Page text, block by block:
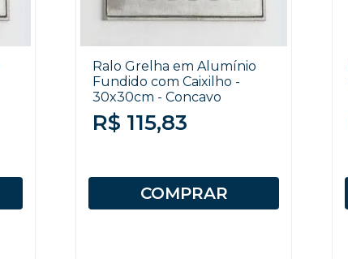
Ralo Grelha em Alumínio
Fundido com Caixilho -
30x30cm - Concavo
R$ 115,83
COMPRAR